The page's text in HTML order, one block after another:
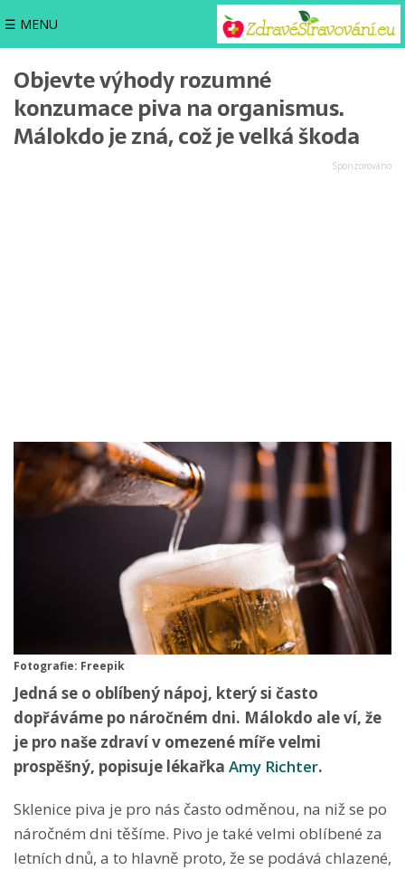
☰ MENU
Objevte výhody rozumné
konzumace piva na organismus.
Málokdo je zná, což je velká škoda
Fotografie: Freepik
Jedná se o oblíbený nápoj, který si často
dopřáváme po náročném dni. Málokdo ale ví, že
je pro naše zdraví v omezené míře velmi
prospěšný, popisuje lékařka Amy Richter.
Sklenice piva je pro nás často odměnou, na niž se po
náročném dni těšíme. Pivo je také velmi oblíbené za
letních dnů, a to hlavně proto, že se podává chlazené,